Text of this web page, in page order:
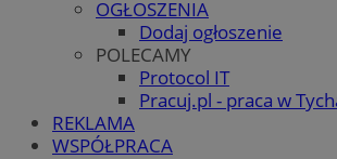
OGŁOSZENIA
Dodaj ogłoszenie
POLECAMY
Protocol IT
Pracuj.pl - praca w
REKLAMA
WSPÓŁPRACA